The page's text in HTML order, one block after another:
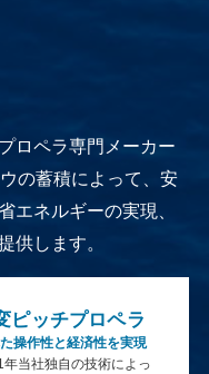
ロペラ専門メーカー
の蓄積によって、安
エネルギーの実現、
供します。
ピッチプロペラ
操作性と経済性を実現
年当社独自の技術によっ